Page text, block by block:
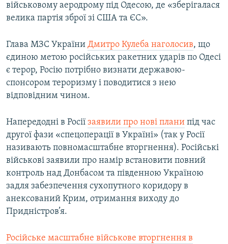
військовому аеродрому під Одесою, де «зберігалася
велика партія зброї зі США та ЄС».
Глава МЗС України Дмитро Кулеба наголосив, що
єдиною метою російських ракетних ударів по Одесі
є терор, Росію потрібно визнати державою-
спонсором тероризму і поводитися з нею
відповідним чином.
Напередодні в Росії заявили про нові плани під час
другої фази «спецоперації в Україні» (так у Росії
називають повномасштабне вторгнення). Російські
військові заявили про намір встановити повний
контроль над Донбасом та південною Україною
задля забезпечення сухопутного коридору в
анексований Крим, отримання виходу до
Придністров’я.
Російське масштабне військове вторгнення в